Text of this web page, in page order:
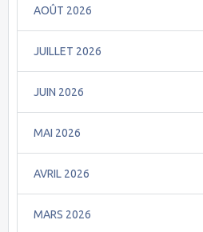
AOÛT 2026
JUILLET 2026
JUIN 2026
MAI 2026
AVRIL 2026
MARS 2026